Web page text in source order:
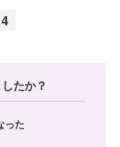
4
たか？
った